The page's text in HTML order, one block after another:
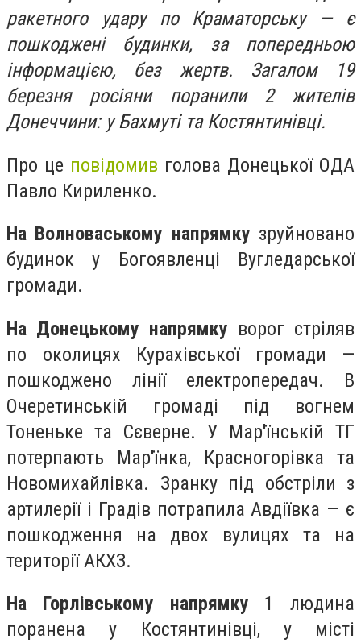
ракетного удару по Краматорську — є
пошкоджені будинки, за попередньою
інформацією, без жертв. Загалом 19
березня росіяни поранили 2 жителів
Донеччини: у Бахмуті та Костянтинівці.
Про це повідомив голова Донецької ОДА
Павло Кириленко.
На Волноваському напрямку зруйновано
будинок у Богоявленці Вугледарської
громади.
На Донецькому напрямку ворог стріляв
по околицях Курахівської громади —
пошкоджено лінії електропередач. В
Очеретинській громаді під вогнем
Тоненьке та Сєверне. У Мар'їнській ТГ
потерпають Мар'їнка, Красногорівка та
Новомихайлівка. Зранку під обстріли з
артилерії і Градів потрапила Авдіївка — є
пошкодження на двох вулицях та на
території АКХЗ.
На Горлівському напрямку 1 людина
поранена у Костянтинівці, у місті